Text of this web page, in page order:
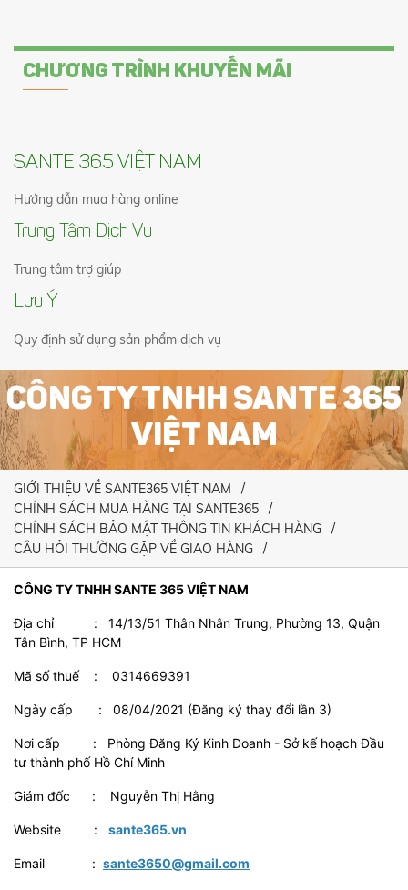
CHƯƠNG TRÌNH KHUYẾN MÃI
SANTE 365 VIỆT NAM
Hướng dẫn mua hàng online
Trung Tâm Dịch Vụ
Trung tâm trợ giúp
Lưu Ý
Quy định sử dụng sản phẩm dịch vụ
CÔNG TY TNHH SANTE 365
VIỆT NAM
GIỚI THIỆU VỀ SANTE365 VIỆT NAM
CHÍNH SÁCH MUA HÀNG TẠI SANTE365
CHÍNH SÁCH BẢO MẬT THÔNG TIN KHÁCH HÀNG
CÂU HỎI THƯỜNG GẶP VỀ GIAO HÀNG
CÔNG TY TNHH SANTE 365 VIỆT NAM
Địa chỉ : 14/13/51 Thân Nhân Trung, Phường 13, Quận
Tân Bình, TP HCM
Mã số thuế : 0314669391
Ngày cấp : 08/04/2021 (Đăng ký thay đổi lần 3)
Nơi cấp : Phòng Đăng Ký Kinh Doanh - Sở kế hoạch Đầu
tư thành phố Hồ Chí Minh
Giám đốc : Nguyễn Thị Hằng
Website : sante365.vn
Email : sante3650@gmail.com